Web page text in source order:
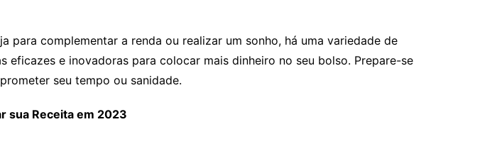
para complementar a renda ou realizar um sonho, há uma variedade de
e inovadoras para colocar mais dinheiro no seu bolso. Prepare-se
seu tempo ou sanidade.
sua Receita em 2023